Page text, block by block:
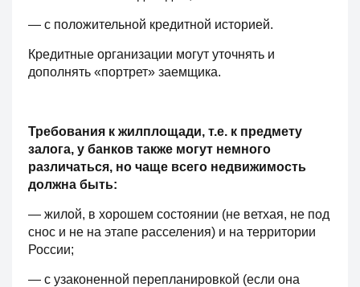
— с положительной кредитной историей.
Кредитные организации могут уточнять и
дополнять «портрет» заемщика.
Требования к жилплощади, т.е. к предмету
залога, у банков также могут немного
различаться, но чаще всего недвижимость
должна быть:
— жилой, в хорошем состоянии (не ветхая, не под
снос и не на этапе расселения) и на территории
России;
— с узаконенной перепланировкой (если она